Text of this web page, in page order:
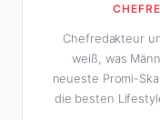
Chefredakteur
weiß, was
neueste Promi-
die besten